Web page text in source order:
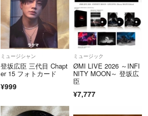
ミュージシャン
登坂広臣 三代目 Chapt
er 15 フォトカード
¥999
ミュージック
ØMI LIVE 2026 ～INFI
NITY MOON～ 登坂広
臣
¥7,777